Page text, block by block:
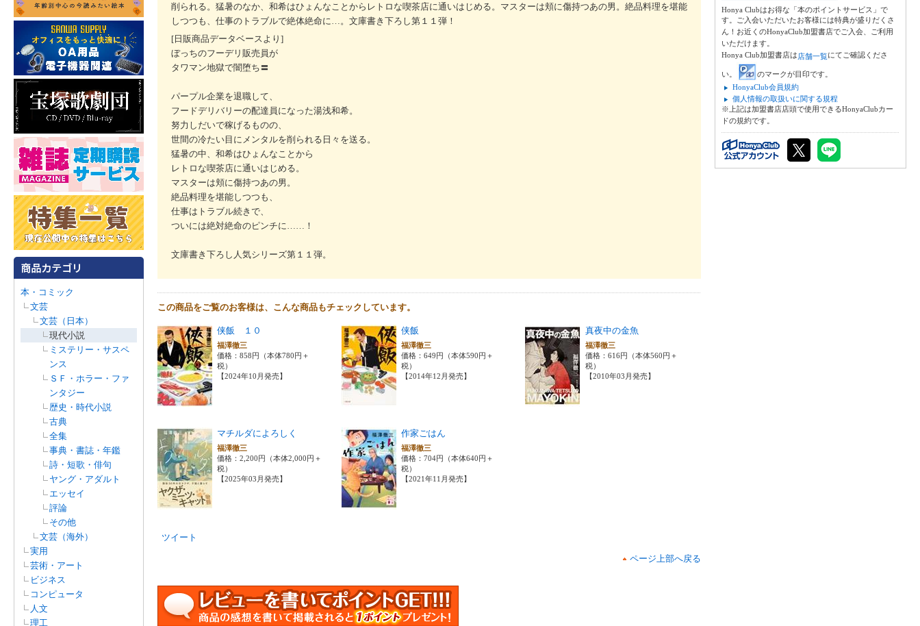
本・コミック
文芸
文芸（日本）
現代小説
ミステリー・サスペ
ンス
ＳＦ・ホラー・ファ
ンタジー
歴史・時代小説
古典
全集
事典・書誌・年鑑
詩・短歌・俳句
ヤング・アダルト
エッセイ
評論
その他
文芸（海外）
実用
芸術・アート
ビジネス
コンピュータ
人文
理工
削られる。猛暑のなか、和希はひょんなことからレトロな喫茶店に通いはじめる。マスターは頬に傷持つあの男。絶品料理を堪能
しつつも、仕事のトラブルで絶体絶命に…。文庫書き下ろし第１１弾！
[日販商品データベースより]
ぼっちのフーデリ販売員が
タワマン地獄で闇堕ち〓
パープル企業を退職して、
フードデリバリーの配達員になった湯浅和希。
努力しだいで稼げるものの、
世間の冷たい目にメンタルを削られる日々を送る。
猛暑の中、和希はひょんなことから
レトロな喫茶店に通いはじめる。
マスターは頬に傷持つあの男。
絶品料理を堪能しつつも、
仕事はトラブル続きで、
ついには絶対絶命のピンチに……！
文庫書き下ろし人気シリーズ第１１弾。
この商品をご覧のお客様は、こんな商品もチェックしています。
侠飯 １０
福澤徹三
価格：858円（本体780円＋
税）
【2024年10月発売】
侠飯
福澤徹三
価格：649円（本体590円＋
税）
【2014年12月発売】
真夜中の金魚
福澤徹三
価格：616円（本体560円＋
税）
【2010年03月発売】
マチルダによろしく
福澤徹三
価格：2,200円（本体2,000円＋
税）
【2025年03月発売】
作家ごはん
福澤徹三
価格：704円（本体640円＋
税）
【2021年11月発売】
ツイート
ページ上部へ戻る
Honya Clubはお得な「本のポイントサービス」で
す。ご入会いただいたお客様には特典が盛りだくさ
ん！お近くのHonyaClub加盟書店でご入会、ご利用
いただけます。
Honya Club加盟書店は店舗一覧にてご確認くださ
い。
のマークが目印です。
HonyaClub会員規約
個人情報の取扱いに関する規程
※上記は加盟書店店頭で使用できるHonyaClubカー
ドの規約です。